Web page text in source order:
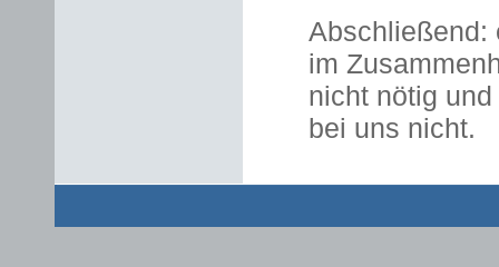
Abschließend:
im
nicht nötig
bei uns nicht.